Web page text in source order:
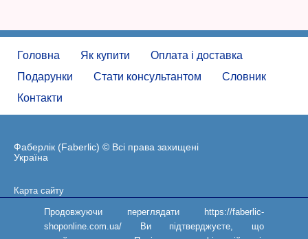
Головна Як купити
Оплата і доставка
Подарунки
Стати консультантом
Словник
Контакти
Фаберлік (Faberlic) © Всі права захищені
Україна
Карта сайту
Продовжуючи переглядати https://faberlic-
shoponline.com.ua/ Ви підтверджуєте, що